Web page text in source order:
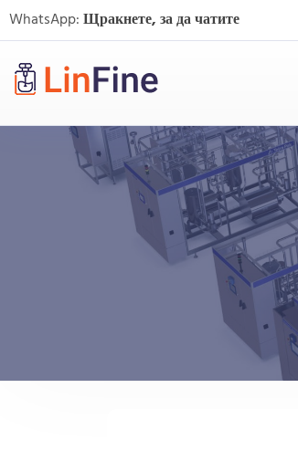
WhatsApp:Щракнете, за да чатите